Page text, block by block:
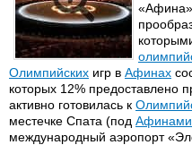
Олимпийских игр в Афинах
которых 12% предоставлено
активно готовилась к
местечке Спата (под Афинами
международный аэропорт